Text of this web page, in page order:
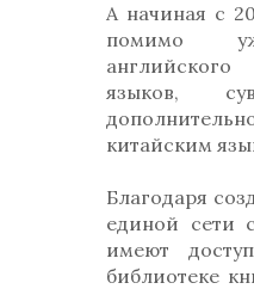
А начиная с
помимо
языков,
китайским
Благодаря
единой сети
имеют
библиотеке